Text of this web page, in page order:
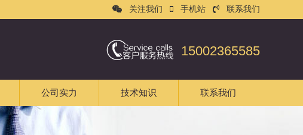
关注我们 手机站 联系我们
15002365585
公司实力 技术知识 联系我们